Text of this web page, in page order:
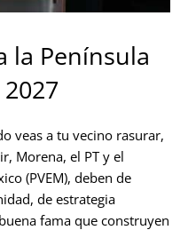
la Península
veas a tu vecino rasurar,
Morena, el PT y el
(PVEM), deben de
de estrategia
fama que construyen